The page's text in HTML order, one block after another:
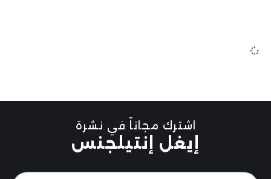
اشترك مجاناً في نشرة
إيغل إنتيلجنس